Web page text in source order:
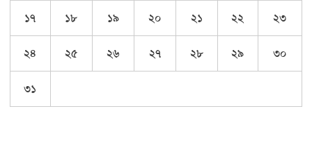
১৭ ১৮ ১৯ ২০ ২১ ২২ ২৩
২৪ ২৫ ২৬ ২৭ ২৮ ২৯ ৩০
৩১